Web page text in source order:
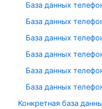
База данных
База данных
База данных
База данных
База данных
База данных
Конкретная база